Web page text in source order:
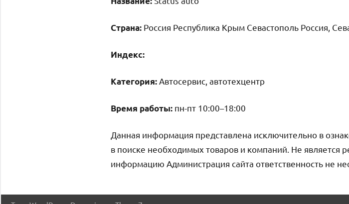
Страна: Россия Республика Крым Севастополь Россия,
Индекс:
Категория:Автосервис, автотехцентр
Время работы: пн-пт 10:00–18:00
Данная информация представлена исключительно в
в поиске необходимых товаров и компаний. Не является
информацию Администрация сайта ответственность не